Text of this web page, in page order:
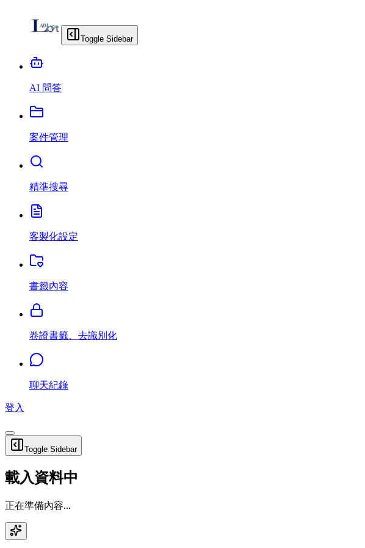
Toggle Sidebar
AI 問答
案件管理
精準搜尋
客製化設定
書籤內容
卷證書籤、去識別化
聊天紀錄
登入
Toggle Sidebar
載入資料中
正在準備內容...